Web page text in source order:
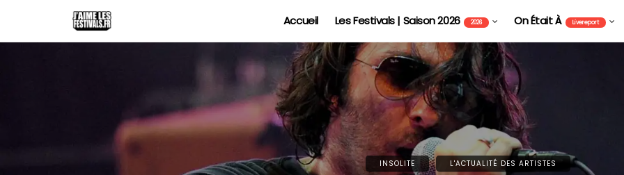
Accueil Les Festivals | Saison 2026 2026 On Était À Livereport
INSOLITE L'ACTUALITÉ DES ARTISTES